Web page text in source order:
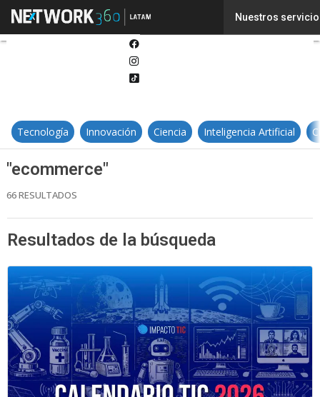
Nuestros
Tecnología Innovación Ciencia Inteligencia Artificial
"ecommerce"
66 RESULTADOS
Resultados de la búsqueda